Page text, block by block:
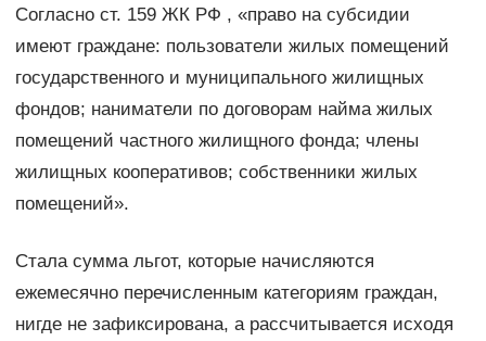
Согласно ст. 159 ЖК РФ , «право на субсидии
имеют граждане: пользователи жилых помещений
государственного и муниципального жилищных
фондов; наниматели по договорам найма жилых
помещений частного жилищного фонда; члены
жилищных кооперативов; собственники жилых
помещений».
Стала сумма льгот, которые начисляются
ежемесячно перечисленным категориям граждан,
нигде не зафиксирована, а рассчитывается исходя